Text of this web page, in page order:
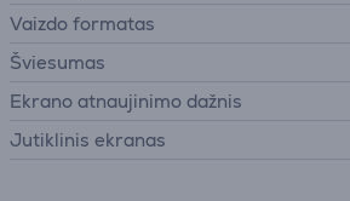
Vaizdo formatas
Šviesumas
Ekrano atnaujinimo dažnis
Jutiklinis ekranas